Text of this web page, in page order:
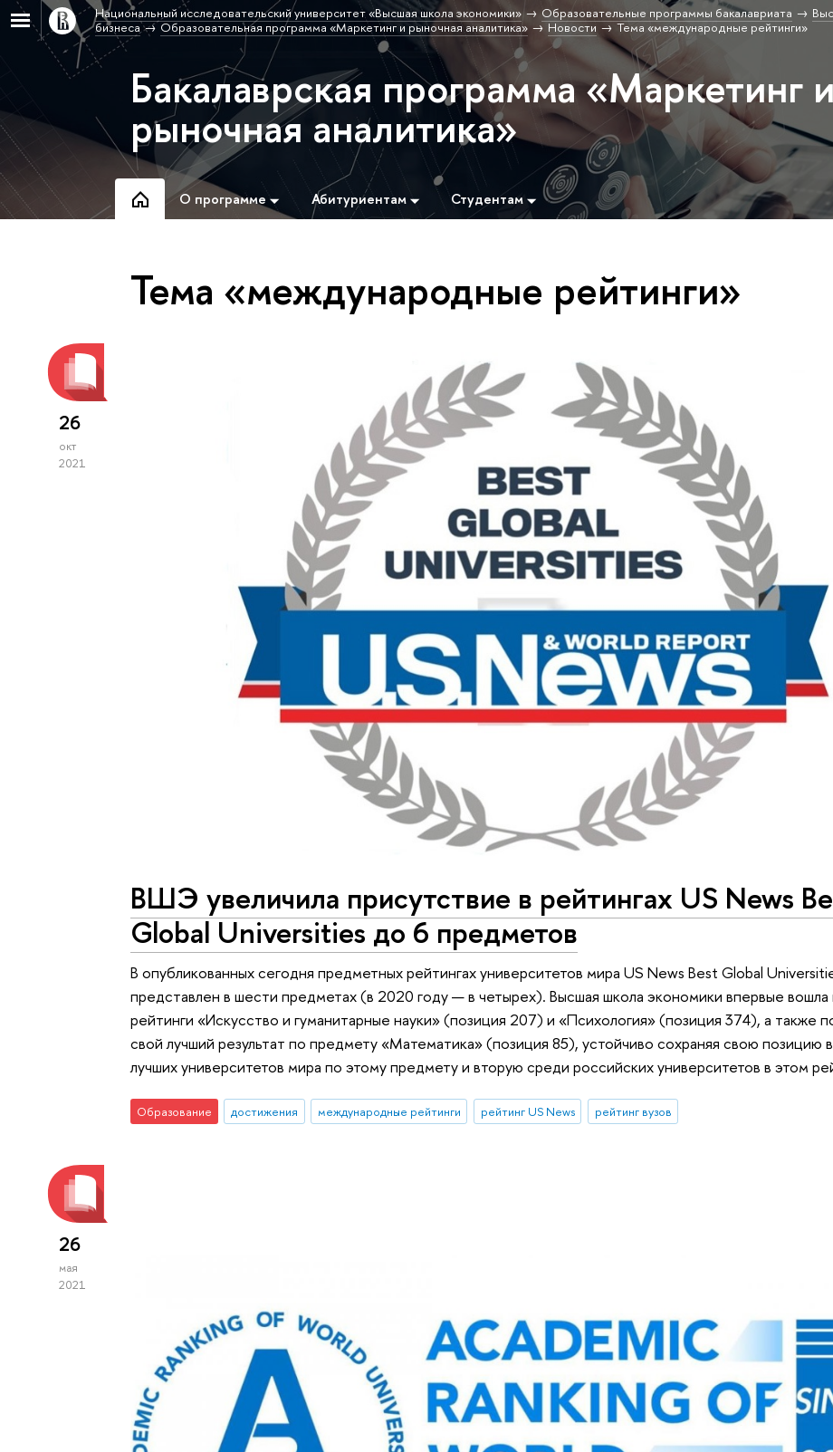
Национальный исследовательский университет «Высшая школа экономики» Образовательные программы бакалавриата
бизнеса
Образовательная программа «Маркетинг и рыночная аналитика» Новости Тема «международные рейтинги»
Бакалаврская программа «Маркетинг и
рыночная аналитика»
О программе Абитуриентам Студентам
Тема «международные рейтинги»
26
окт
2021
ВШЭ увеличила присутствие в рейтингах US News
Global Universities до 6 предметов
В опубликованных сегодня предметных рейтингах университетов мира US News Best Global
представлен в шести предметах (в 2020 году — в четырех). Высшая школа экономики впервые
рейтинги «Искусство и гуманитарные науки» (позиция 207) и «Психология» (позиция 374), а также
свой лучший результат по предмету «Математика» (позиция 85), устойчиво сохраняя свою позицию
лучших университетов мира по этому предмету и вторую среди российских университетов в этом
Образование достижения международные рейтинги рейтинг US News рейтинг вузов
26
мая
2021